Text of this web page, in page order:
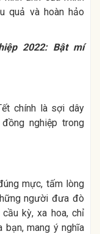
quả và hoàn hảo
2022: Bật mí
chính là sợi dây
nghiệp trong
mực, tấm lòng
người đưa đò
kỳ, xa hoa, chỉ
bạn, mang ý nghĩa